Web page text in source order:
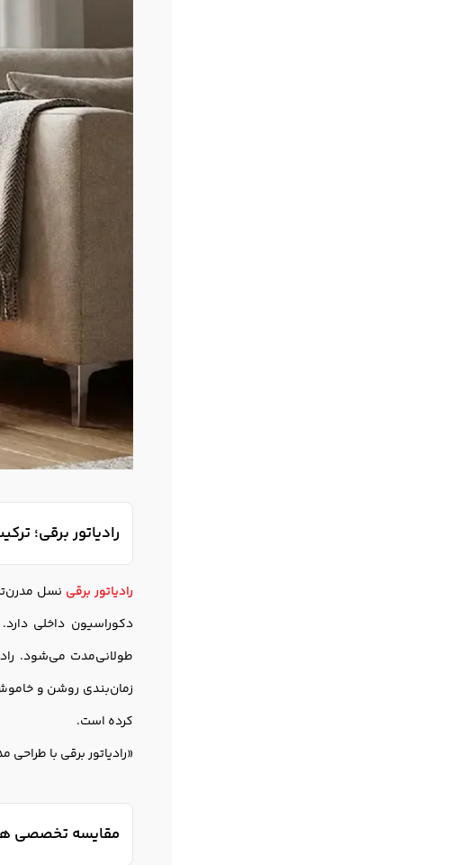
رادیاتور برقی؛
رادیاتور برقی نسل
دکوراسیون داخلی
طولانی‌مدت می‌شود.
زمان‌بندی روشن و خاموش
کرده است.
«رادیاتور برقی با
مقایسه تخصصی